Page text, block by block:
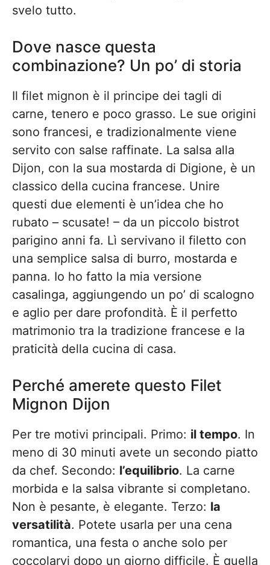
svelo tutto.
Dove nasce questa
combinazione? Un po’ di storia
Il filet mignon è il principe dei tagli di
carne, tenero e poco grasso. Le sue origini
sono francesi, e tradizionalmente viene
servito con salse raffinate. La salsa alla
Dijon, con la sua mostarda di Digione, è un
classico della cucina francese. Unire
questi due elementi è un’idea che ho
rubato – scusate! – da un piccolo bistrot
parigino anni fa. Lì servivano il filetto con
una semplice salsa di burro, mostarda e
panna. Io ho fatto la mia versione
casalinga, aggiungendo un po’ di scalogno
e aglio per dare profondità. È il perfetto
matrimonio tra la tradizione francese e la
praticità della cucina di casa.
Perché amerete questo Filet
Mignon Dijon
Per tre motivi principali. Primo: il tempo. In
meno di 30 minuti avete un secondo piatto
da chef. Secondo: l’equilibrio. La carne
morbida e la salsa vibrante si completano.
Non è pesante, è elegante. Terzo: la
versatilità. Potete usarla per una cena
romantica, una festa o anche solo per
coccolarvi dopo un giorno difficile. È quella